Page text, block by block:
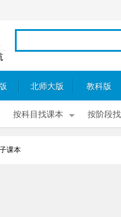
北师大版 教科版
按科目找课本 按阶段
课本